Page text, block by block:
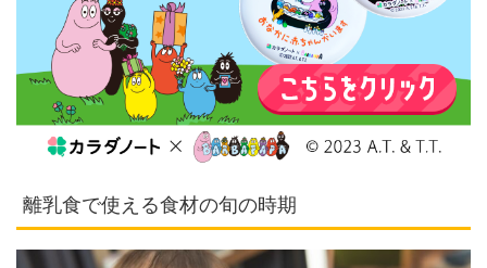
離乳食で使える食材の旬の時期